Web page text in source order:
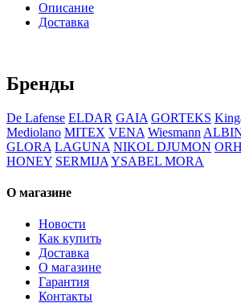
Описание
Доставка
Бренды
De Lafense ELDAR GAIA GORTEKS
Mediolano MITEX VENA Wiesmann
GLORA LAGUNA NIKOL DJUMON
HONEY SERMIJA YSABEL MORA
О магазине
Новости
Как купить
Доставка
О магазине
Гарантия
Контакты